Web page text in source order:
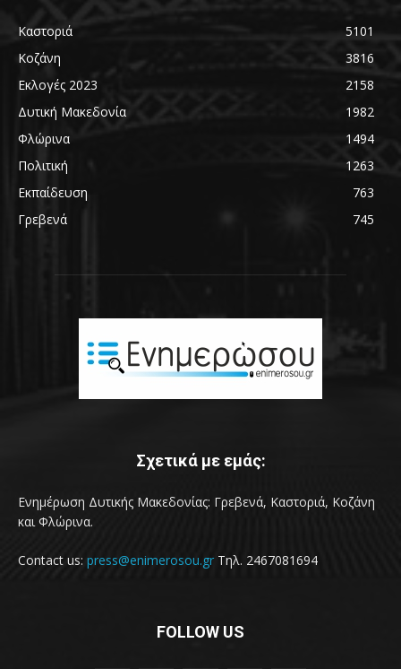
Καστοριά
5101
Κοζάνη
3816
Εκλογές 2023
2158
Δυτική Μακεδονία
1982
Φλώρινα
1494
Πολιτική
1263
Εκπαίδευση
763
Γρεβενά
745
Σχετικά με εμάς:
Ενημέρωση Δυτικής Μακεδονίας: Γρεβενά, Καστοριά, Κοζάνη
και Φλώρινα.
Contact us: press@enimerosou.gr Τηλ. 2467081694
FOLLOW US